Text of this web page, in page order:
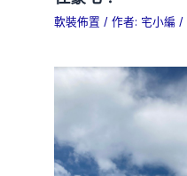
軟裝佈置 / 作者: 宅小編/